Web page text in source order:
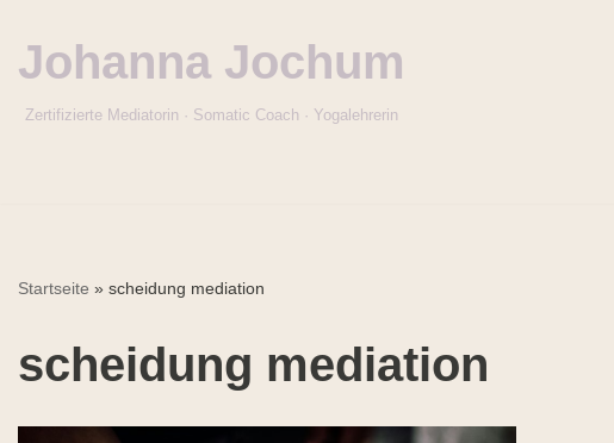
Zum
Johanna Jochum
Zertifizierte Mediatorin · Somatic Coach · Yogalehrerin
Startseite » scheidung mediation
scheidung mediation